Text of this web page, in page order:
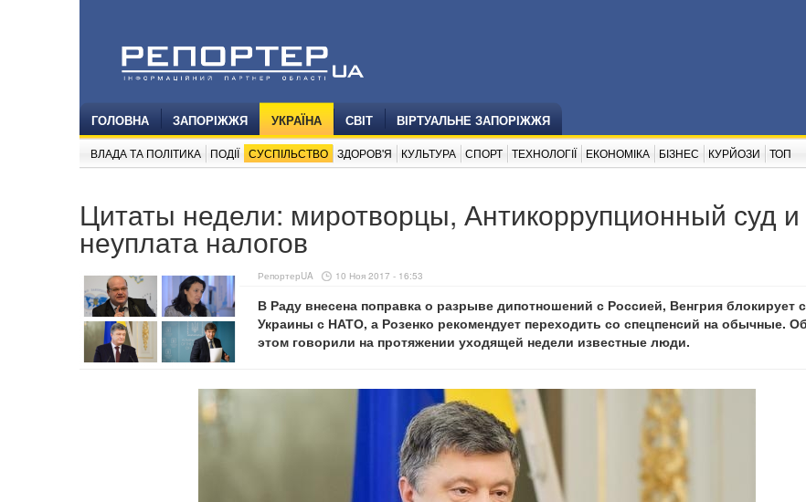
ГОЛОВНА ЗАПОРІЖЖЯ УКРАЇНА СВІТ ВІРТУАЛЬНЕ ЗАПОРІЖЖЯ
ВЛАДА ТА ПОЛІТИКА ПОДІЇ СУСПІЛЬСТВО ЗДОРОВ'Я КУЛЬТУРА СПОРТ ТЕХНОЛОГІЇ ЕКОНОМІКА БІЗНЕС КУРЙОЗИ ТОП
Цитаты недели: миротворцы, Антикоррупционный суд и
неуплата налогов
РепортерUA 10 Ноя 2017 - 16:53
В Раду внесена поправка о разрыве дипотношений с Россией, Венгрия блокирует
Украины с НАТО, а Розенко рекомендует переходить со спецпенсий на обычные.
этом говорили на протяжении уходящей недели известные люди.